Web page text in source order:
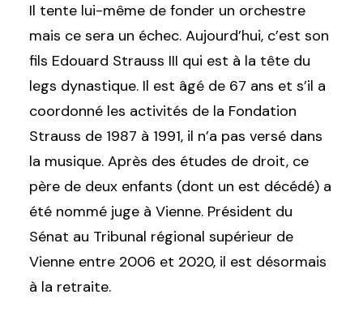
Il tente lui-même de fonder un orchestre
mais ce sera un échec. Aujourd’hui, c’est son
fils Edouard Strauss III qui est à la tête du
legs dynastique. Il est âgé de 67 ans et s’il a
coordonné les activités de la Fondation
Strauss de 1987 à 1991, il n’a pas versé dans
la musique. Après des études de droit, ce
père de deux enfants (dont un est décédé) a
été nommé juge à Vienne. Président du
Sénat au Tribunal régional supérieur de
Vienne entre 2006 et 2020, il est désormais
à la retraite.